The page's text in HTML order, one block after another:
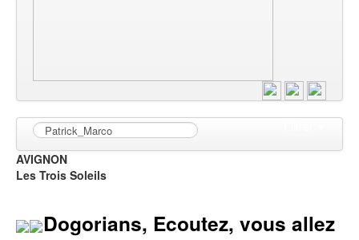
AVIGNON
Les Trois Soleils
Dogorians, Ecoutez, vous allez